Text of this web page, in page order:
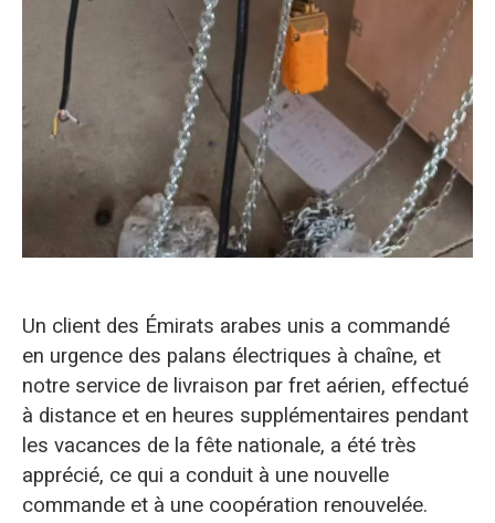
Un client des Émirats arabes unis a commandé
en urgence des palans électriques à chaîne, et
notre service de livraison par fret aérien, effectué
à distance et en heures supplémentaires pendant
les vacances de la fête nationale, a été très
apprécié, ce qui a conduit à une nouvelle
commande et à une coopération renouvelée.